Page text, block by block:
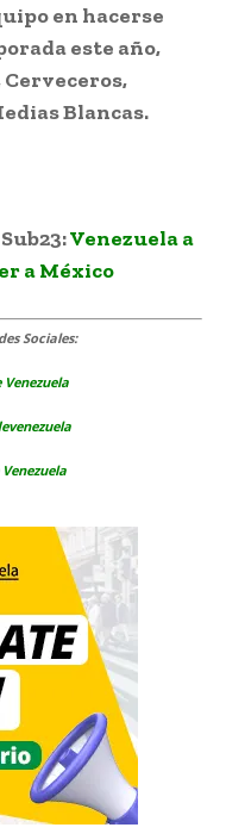
en hacerse
este año,
Blancas.
Venezuela a
a México
Sociales: